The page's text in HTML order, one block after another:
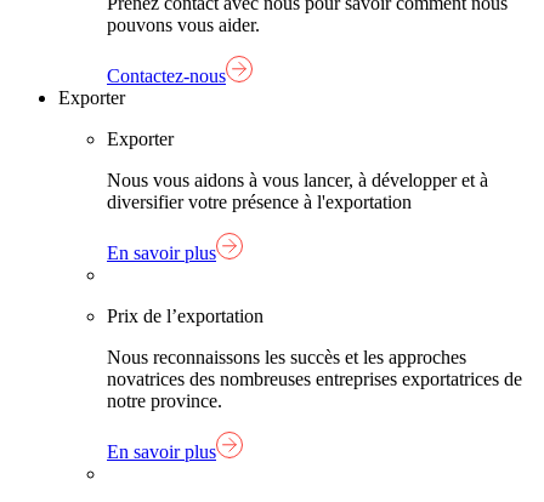
pouvons vous aider.
Contactez-nous
Exporter
Exporter
Nous vous aidons à vous lancer, à développer et à
diversifier votre présence à l'exportation
En savoir plus
Prix de l’exportation
Nous reconnaissons les succès et les approches
novatrices des nombreuses entreprises exportatrices de
notre province.
En savoir plus